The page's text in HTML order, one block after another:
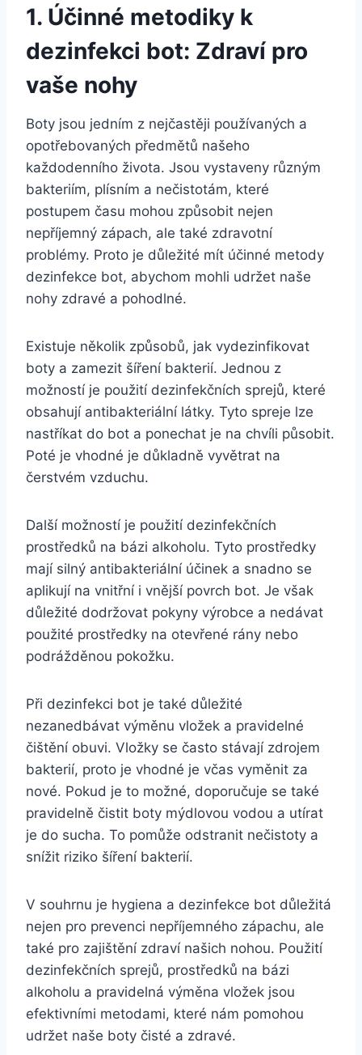
1. Účinné metodiky k
dezinfekci bot: Zdraví pro
⁤vaše nohy
Boty jsou jedním z nejčastěji používaných⁣ a
opotřebovaných předmětů našeho
každodenního ‌života. Jsou vystaveny různým
bakteriím, plísním ‍a nečistotám, které
postupem ‌času mohou způsobit nejen
nepříjemný ⁤zápach, ale také zdravotní
problémy. Proto je důležité⁤ mít účinné‍ metody
dezinfekce bot,⁣ abychom mohli udržet‍ naše
nohy zdravé a pohodlné.
Existuje několik způsobů, ⁤jak vydezinfikovat
boty a zamezit šíření bakterií. Jednou ‍z
možností‌ je použití dezinfekčních sprejů, které
obsahují‍ antibakteriální látky. Tyto spreje lze
nastříkat do bot⁢ a ponechat je na chvíli působit.
Poté je‌ vhodné je důkladně vyvětrat na
⁢čerstvém vzduchu.
Další možností je použití dezinfekčních
prostředků na bázi alkoholu. Tyto prostředky
mají silný antibakteriální účinek a snadno se
aplikují na vnitřní i vnější povrch bot. Je‍ však
⁣důležité ‍dodržovat pokyny výrobce a nedávat
použité prostředky ‍na otevřené rány nebo
‍podrážděnou pokožku.
Při dezinfekci bot je také důležité⁢
nezanedbávat výměnu‌ vložek a pravidelné
čištění obuvi. Vložky se často stávají zdrojem
bakterií, proto ‌je ​vhodné je včas ‍vyměnit za
nové.⁣ Pokud je ⁤to možné, doporučuje se také
pravidelně čistit boty mýdlovou‍ vodou a utírat
je do sucha. To pomůže odstranit nečistoty⁢ a
snížit riziko šíření bakterií.
V souhrnu je hygiena a dezinfekce⁤ bot důležitá
nejen pro prevenci nepříjemného zápachu, ale‍
také‍ pro zajištění zdraví našich nohou. Použití
dezinfekčních sprejů, prostředků na bázi
alkoholu a pravidelná výměna vložek jsou​
efektivními metodami, které nám⁣ pomohou‍
udržet⁢ naše boty čisté a zdravé.